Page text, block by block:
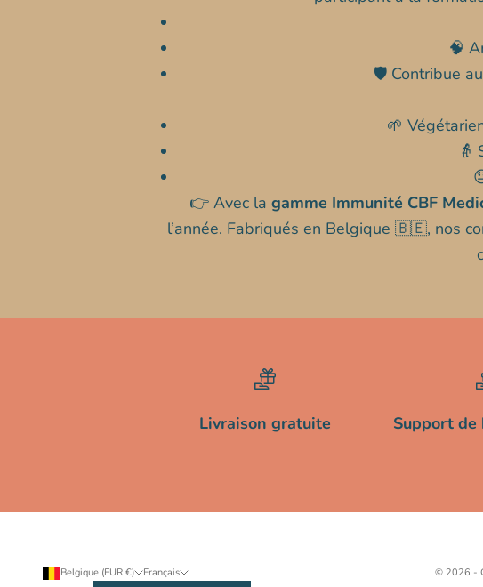
🧠
🛡️ Contribue
🌱
👵
👉 Avec la gamme Immunité CBF
l’année. Fabriqués en Belgique 🇧🇪, nos
Livraison gratuite Support de
Belgique (EUR €) Français © 2026 -